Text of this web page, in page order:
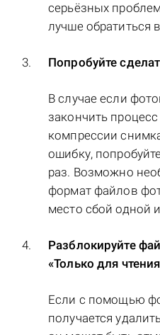
серьёзных
лучше обратиться
Попробуйте
В случае если
закончить
компрессии
ошибку,
раз. Возможно
формат файлов
место сбой одной
Разблокируйте
«Только для
Если с помощью
получается